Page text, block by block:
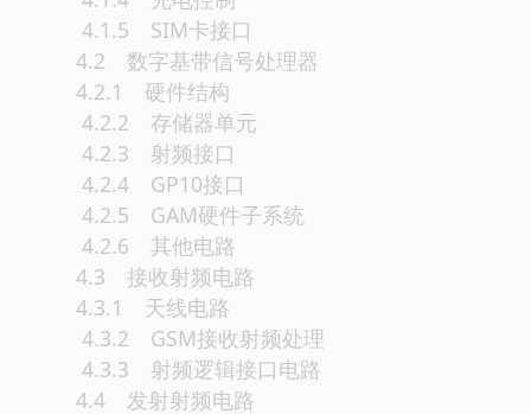
4.1.5 SIM卡接口
4.2 数字基带信号处理器
4.2.1 硬件结构
4.2.2 存储器单元
4.2.3 射频接口
4.2.4 GP10接口
4.2.5 GAM硬件子系统
4.2.6 其他电路
4.3 接收射频电路
4.3.1 天线电路
4.3.2 GSM接收射频处理
4.3.3 射频逻辑接口电路
4.4 发射射频电路